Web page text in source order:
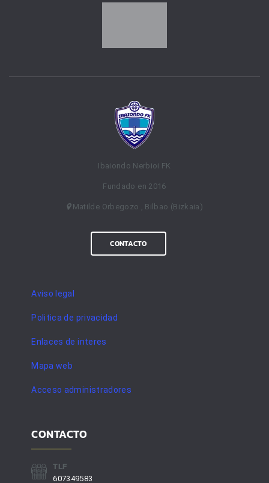
Ibaiondo Nerbioi FK
Fundado en 2016
Matilde Orbegozo , Bilbao (Bizkaia)
CONTACTO
Aviso legal
Politica de privacidad
Enlaces de interes
Mapa web
Acceso administradores
CONTACTO
TLF
607349583